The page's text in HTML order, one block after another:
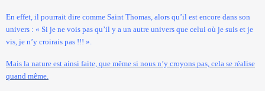
En effet, il pourrait dire comme Saint Thomas, alors qu’il est encore dans son
univers : « Si je ne vois pas qu’il y a un autre univers que celui où je suis et je
vis, je n’y croirais pas !!! ».
Mais la nature est ainsi faite, que même si nous n’y croyons pas, cela se réalise
quand même.